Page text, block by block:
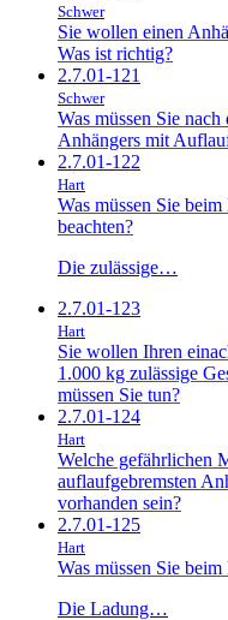
Schwer
Sie wollen einen
Was ist richtig?
2.7.01-121
Schwer
Was müssen Sie
Anhängers mit
2.7.01-122
Hart
Was müssen Sie
beachten?
Die zulässige…
2.7.01-123
Hart
Sie wollen Ihren
1.000 kg zulässige
müssen Sie tun?
2.7.01-124
Hart
Welche gefährlichen
auflaufgebremsten
vorhanden sein?
2.7.01-125
Hart
Was müssen Sie
Die Ladung…